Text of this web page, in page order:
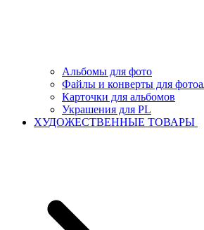
Альбомы для фото
Файлы и конверты для
Карточки для альбомов
Украшения для PL
ХУДОЖЕСТВЕННЫЕ ТОВАРЫ